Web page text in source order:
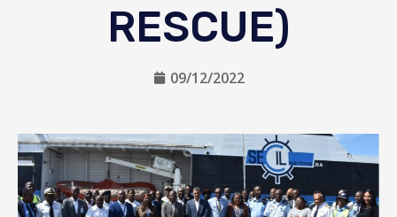
RESCUE)
09/12/2022